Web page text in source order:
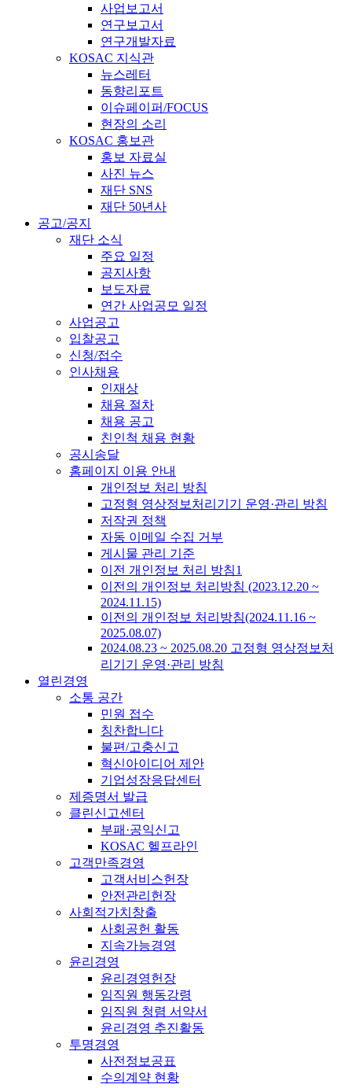
사업보고서
연구보고서
연구개발자료
KOSAC 지식관
뉴스레터
동향리포트
이슈페이퍼/FOCUS
현장의 소리
KOSAC 홍보관
홍보 자료실
사진 뉴스
재단 SNS
재단 50년사
공고/공지
재단 소식
주요 일정
공지사항
보도자료
연간 사업공모 일정
사업공고
입찰공고
신청/접수
인사채용
인재상
채용 절차
채용 공고
친인척 채용 현황
공시송달
홈페이지 이용 안내
개인정보 처리 방침
고정형 영상정보처리기기 운영·관리 방침
저작권 정책
자동 이메일 수집 거부
게시물 관리 기준
이전 개인정보 처리 방침1
이전의 개인정보 처리방침 (2023.12.20 ~
2024.11.15)
이전의 개인정보 처리방침(2024.11.16 ~
2025.08.07)
2024.08.23 ~ 2025.08.20 고정형 영상정보처
리기기 운영·관리 방침
열린경영
소통 공간
민원 접수
칭찬합니다
불편/고충신고
혁신아이디어 제안
기업성장응답센터
제증명서 발급
클린신고센터
부패·공익신고
KOSAC 헬프라인
고객만족경영
고객서비스헌장
안전관리헌장
사회적가치창출
사회공헌 활동
지속가능경영
윤리경영
윤리경영헌장
임직원 행동강령
임직원 청렴 서약서
윤리경영 추진활동
투명경영
사전정보공표
수의계약 현황